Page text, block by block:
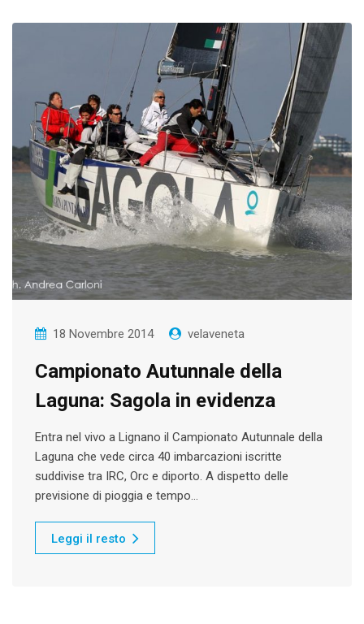
18 Novembre 2014 velaveneta
Campionato Autunnale della
Laguna: Sagola in evidenza
Entra nel vivo a Lignano il Campionato Autunnale della
Laguna che vede circa 40 imbarcazioni iscritte
suddivise tra IRC, Orc e diporto. A dispetto delle
previsione di pioggia e tempo…
Leggi il resto